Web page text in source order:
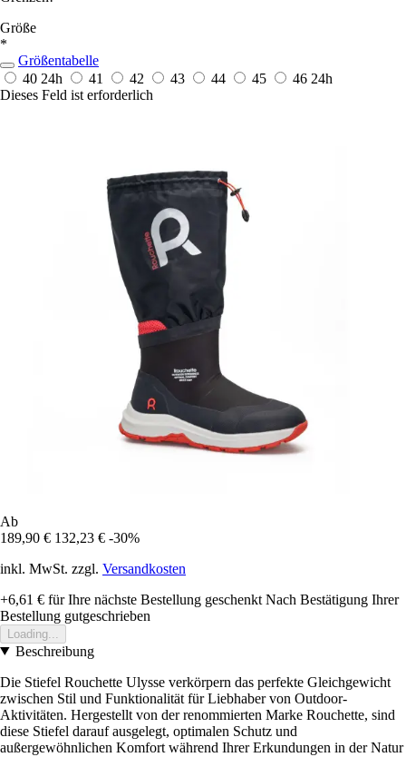
Größe
*
Größentabelle
40 24h 41 42 43 44 45 46 24h
Dieses Feld ist erforderlich
Ab
189,90 € 132,23 € -30%
inkl. MwSt. zzgl. Versandkosten
+6,61 € für Ihre nächste Bestellung geschenkt Nach Bestätigung Ihrer
Bestellung gutgeschrieben
Loading...
Beschreibung
Die Stiefel Rouchette Ulysse verkörpern das perfekte Gleichgewicht
zwischen Stil und Funktionalität für Liebhaber von Outdoor-
Aktivitäten. Hergestellt von der renommierten Marke Rouchette, sind
diese Stiefel darauf ausgelegt, optimalen Schutz und
außergewöhnlichen Komfort während Ihrer Erkundungen in der Natur